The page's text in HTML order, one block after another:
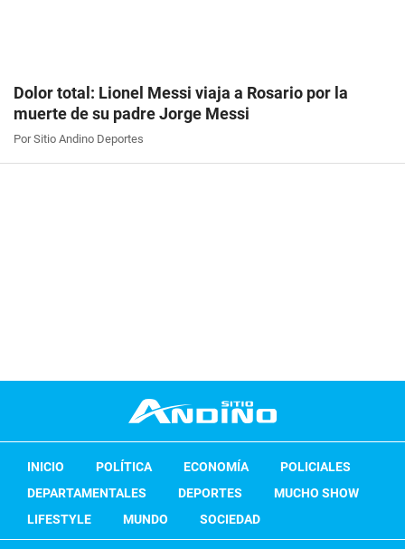
Dolor total: Lionel Messi viaja a Rosario por la
muerte de su padre Jorge Messi
Por Sitio Andino Deportes
INICIO POLÍTICA ECONOMÍA
POLICIALES
DEPARTAMENTALES
DEPORTES
MUCHO SHOW
LIFESTYLE
MUNDO SOCIEDAD